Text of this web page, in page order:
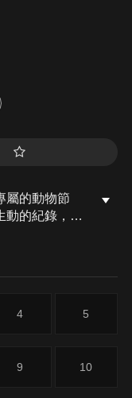
屬的動物節
動的紀錄，呈
4 5
9 10